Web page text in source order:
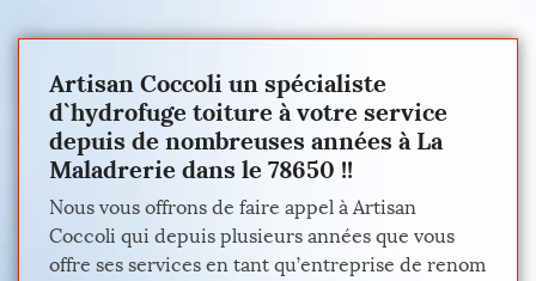
Artisan Coccoli un spécialiste
d`hydrofuge toiture à votre service
depuis de nombreuses années à La
Maladrerie dans le 78650 !!
Nous vous offrons de faire appel à Artisan
Coccoli qui depuis plusieurs années que vous
offre ses services en tant qu’entreprise de renom